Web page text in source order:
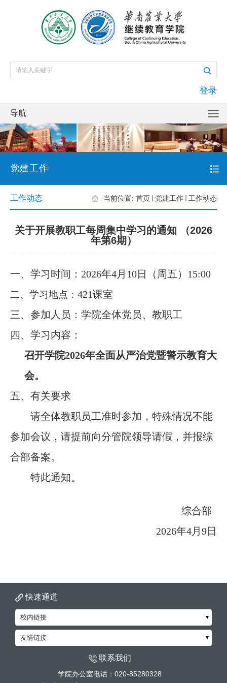
登录
导航
党建工作
工作动态 当前位置: 首页 党建工作 工作动态
关于开展教职工每周集中学习的通知 （2026
年第6期）
一、学习时间： 2026年4月 10日（周五） 15:00
二、学习地点 ： 421课室
三、参加人员： 学院全体党员、教职工
四、学习内容：
召开学院2026年全面从严治党暨警示教育大
会。
五、有关要求
请全体教职员工准时参加，特殊情况不能
参加会议，请提前向分管院领导请假，并报综
合部备案。
特此通知。
综合部
2026年4月 9日
快速通道
校内链接
友情链接
联系我们
学院办公室电话：020-85280328